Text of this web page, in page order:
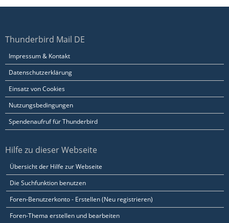
Thunderbird Mail DE
Impressum & Kontakt
Datenschutzerklärung
Einsatz von Cookies
Nutzungsbedingungen
Spendenaufruf für Thunderbird
Hilfe zu dieser Webseite
Übersicht der Hilfe zur Webseite
Die Suchfunktion benutzen
Foren-Benutzerkonto - Erstellen (Neu registrieren)
Foren-Thema erstellen und bearbeiten